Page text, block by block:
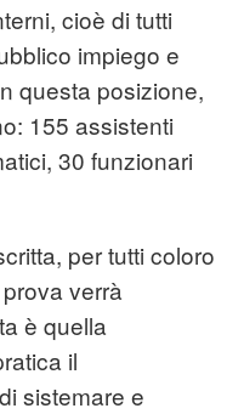
cioè di tutti
impiego e
questa posizione,
155 assistenti
30 funzionari
per tutti coloro
verrà
è quella
il
sistemare e